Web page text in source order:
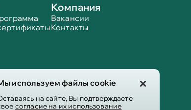
используем файлы cookie
на сайте, Вы подтверждаете
согласие на их использование
Компания
Вакансии
Контакты